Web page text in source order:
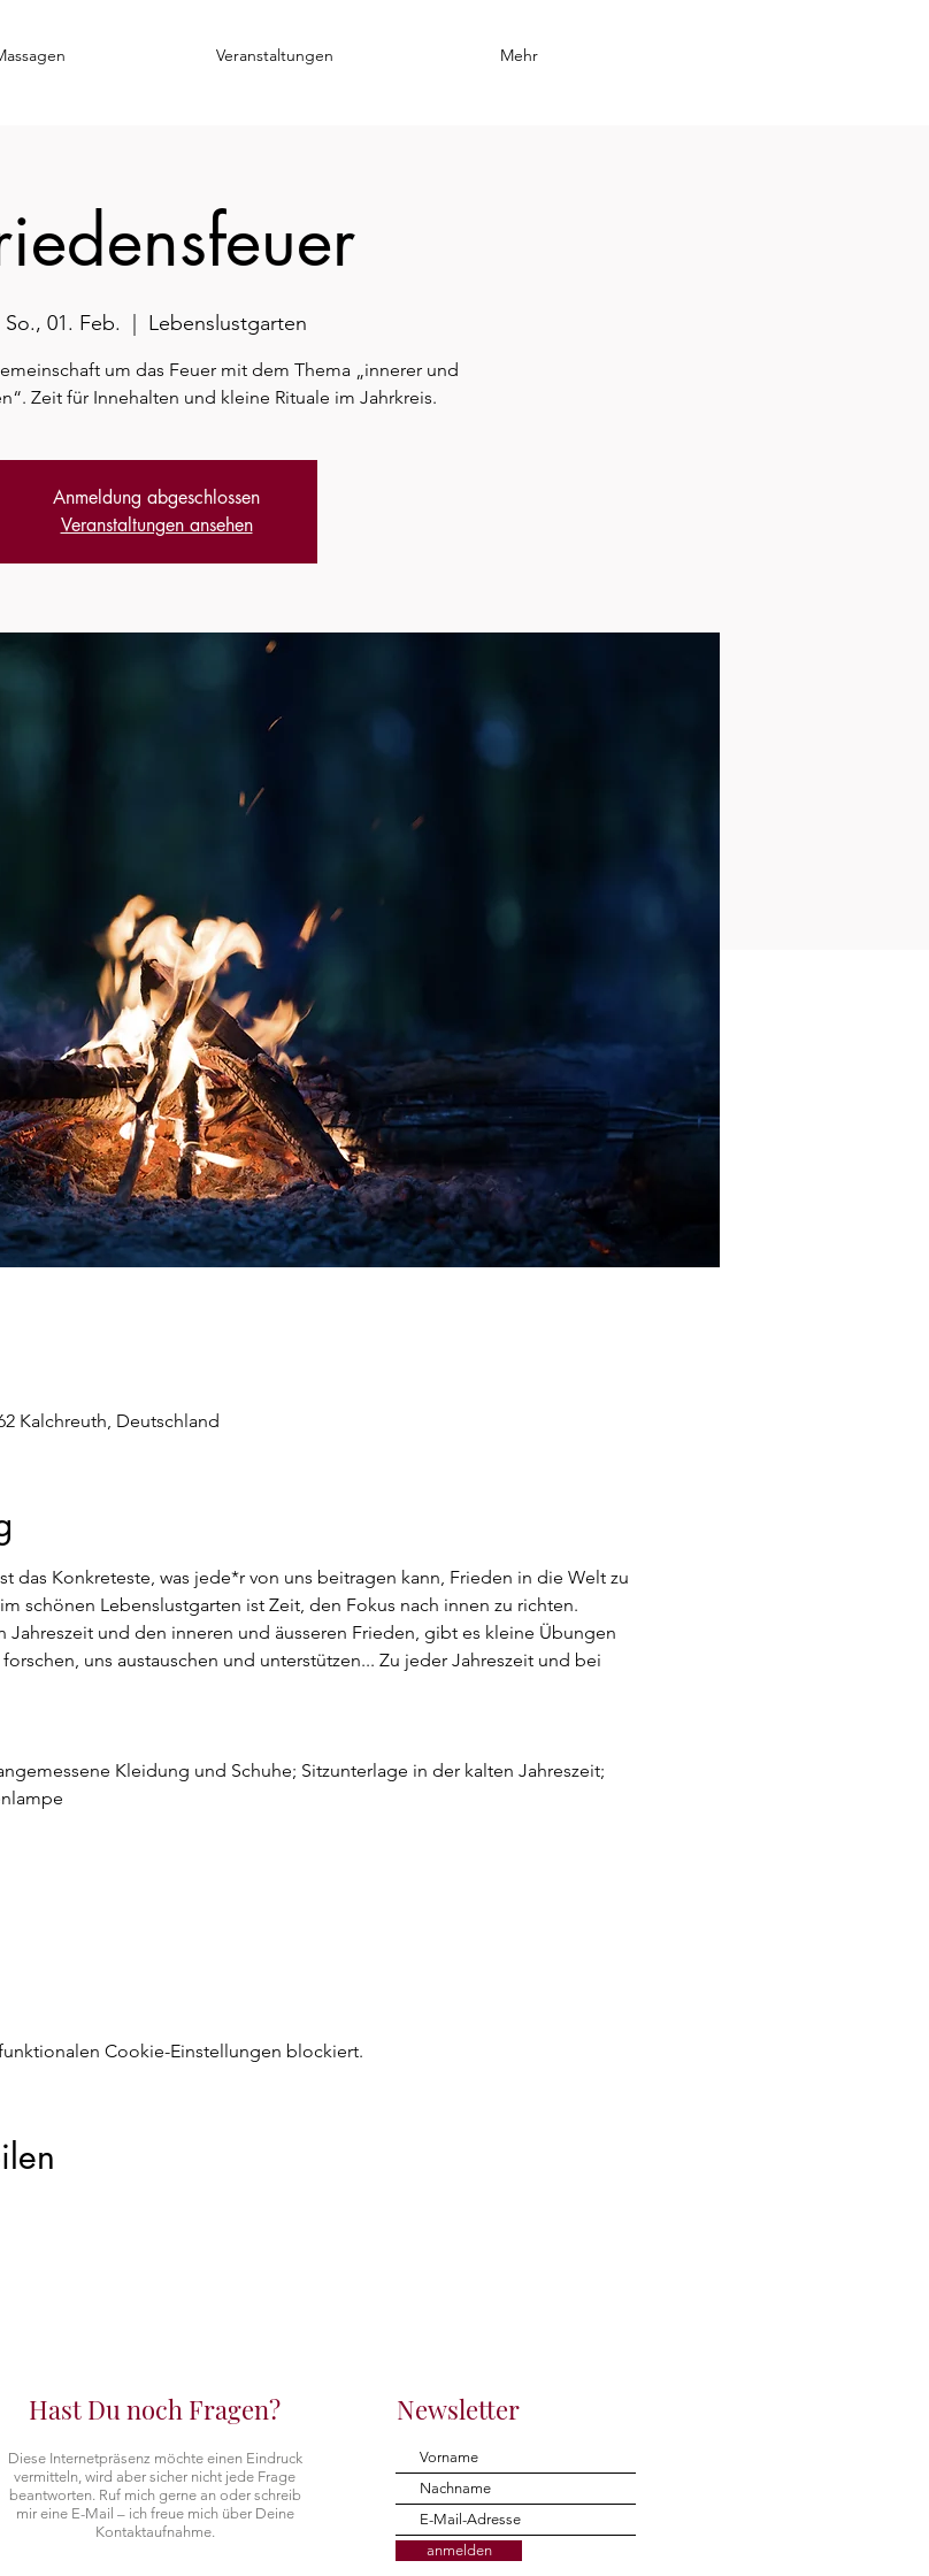
Veranstaltungen Mehr
So., 01. Feb. Lebenslustgarten
um das Feuer mit dem Thema „innerer und
Zeit für Innehalten und kleine Rituale im Jahrkreis.
Anmeldung abgeschlossen
Veranstaltungen ansehen
Kalchreuth, Deutschland
das Konkreteste, was jede*r von uns beitragen kann, Frieden in die Welt zu
schönen Lebenslustgarten ist Zeit, den Fokus nach innen zu richten.
und den inneren und äusseren Frieden, gibt es kleine Übungen
uns austauschen und unterstützen... Zu jeder Jahreszeit und bei
Kleidung und Schuhe; Sitzunterlage in der kalten Jahreszeit;
Cookie-Einstellungen blockiert.
Hast Du noch Fragen?
Diese Internetpräsenz möchte einen Eindruck
vermitteln, wird aber sicher nicht jede Frage
beantworten.Ruf mich gerne an oder schreib
mir eine E-Mail – ich freue mich über Deine
Kontaktaufnahme.
Newsletter
anmelden